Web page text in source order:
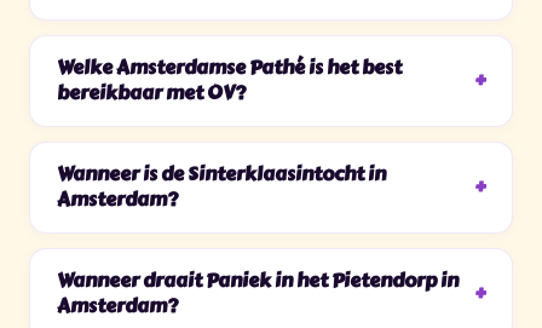
Welke Amsterdamse Pathé is het best
bereikbaar met OV?
Wanneer is de Sinterklaasintocht in
Amsterdam?
Wanneer draait Paniek in het Pietendorp in
Amsterdam?